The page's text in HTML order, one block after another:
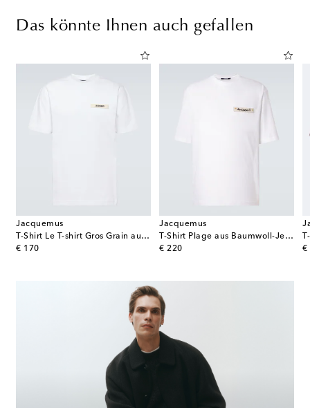
Das könnte Ihnen auch gefallen
Jacquemus
T-Shirt Le T-shirt Gros Grain aus Baumwolle
€ 170
original price
Jacquemus
T-Shirt Plage aus Baumwoll-Jersey
€ 220
original price
€